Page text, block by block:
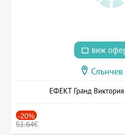
виж
ЕФЕКТ Гранд
-20%
51.64€